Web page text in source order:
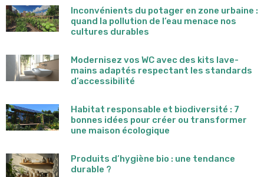
Inconvénients du potager en zone urbaine :
quand la pollution de l’eau menace nos
cultures durables
Modernisez vos WC avec des kits lave-
mains adaptés respectant les standards
d’accessibilité
Habitat responsable et biodiversité : 7
bonnes idées pour créer ou transformer
une maison écologique
Produits d’hygiène bio : une tendance
durable ?